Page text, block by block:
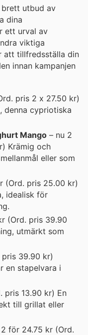
utbud av
dina
ett urval av
viktiga
att tillfredsställa din
innan kampanjen
pris 2 x 27.50 kr)
denna cypriotiska
Mango – nu 2
Krämig och
eller som
(Ord. pris 25.00 kr)
idealisk för
(Ord. pris 39.90
utmärkt som
39.90 kr)
en stapelvara i
pris 13.90 kr) En
till grillat eller
för 24.75 kr (Ord.